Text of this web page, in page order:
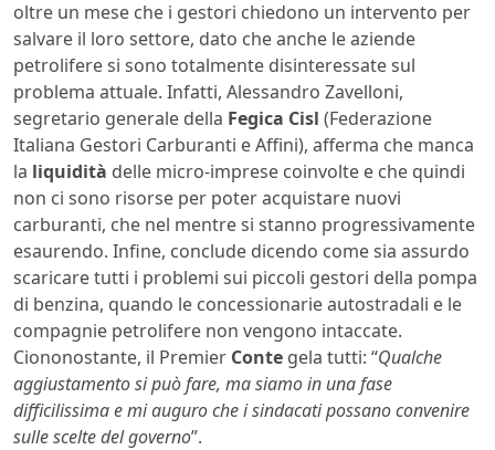
oltre un mese che i gestori chiedono un intervento per
salvare il loro settore, dato che anche le aziende
petrolifere si sono totalmente disinteressate sul
problema attuale. Infatti, Alessandro Zavelloni,
segretario generale della Fegica Cisl (Federazione
Italiana Gestori Carburanti e Affini), afferma che manca
la liquidità delle micro-imprese coinvolte e che quindi
non ci sono risorse per poter acquistare nuovi
carburanti, che nel mentre si stanno progressivamente
esaurendo. Infine, conclude dicendo come sia assurdo
scaricare tutti i problemi sui piccoli gestori della pompa
di benzina, quando le concessionarie autostradali e le
compagnie petrolifere non vengono intaccate.
Ciononostante, il Premier Conte gela tutti: “Qualche
aggiustamento si può fare, ma siamo in una fase
difficilissima e mi auguro che i sindacati possano convenire
sulle scelte del governo”.